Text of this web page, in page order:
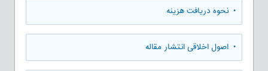
• نحوه دریافت هزینه
• اصول اخلاقی انتشار مقاله